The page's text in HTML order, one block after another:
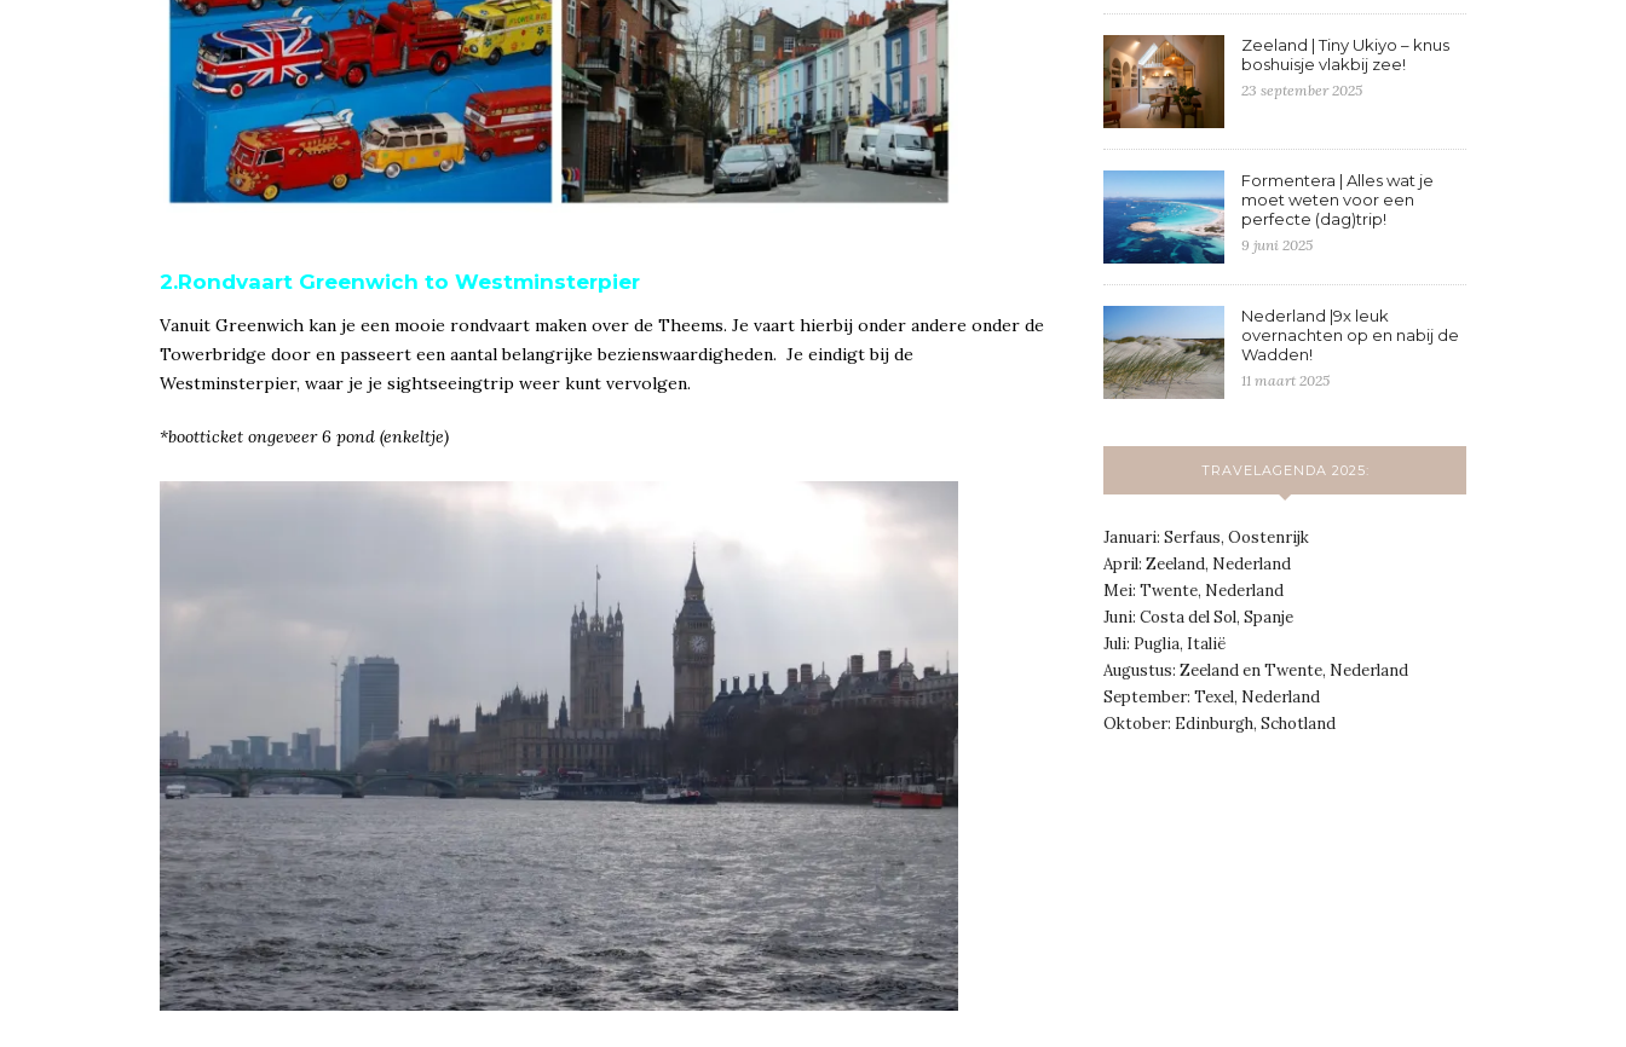
2.Rondvaart Greenwich to Westminsterpier
Vanuit Greenwich kan je een mooie rondvaart maken over de Theems. Je vaart hierbij onder andere onder de
Towerbridge door en passeert een aantal belangrijke bezienswaardigheden. Je eindigt bij de
Westminsterpier, waar je je sightseeingtrip weer kunt vervolgen.
*bootticket ongeveer 6 pond (enkeltje)
Zeeland | Tiny Ukiyo – knus
boshuisje vlakbij zee!
23 september 2025
Formentera | Alles wat je
moet weten voor een
perfecte (dag)trip!
9 juni 2025
Nederland |9x leuk
overnachten op en nabij de
Wadden!
11 maart 2025
TRAVELAGENDA 2025:
Januari: Serfaus, Oostenrijk
April: Zeeland, Nederland
Mei: Twente, Nederland
Juni: Costa del Sol, Spanje
Juli: Puglia, Italië
Augustus: Zeeland en Twente, Nederland
September: Texel, Nederland
Oktober: Edinburgh, Schotland